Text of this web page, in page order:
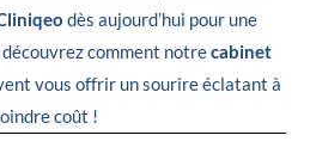
dès aujourd’hui pour une
comment notrecabinet
vous offrir un sourire éclatant à
coût !